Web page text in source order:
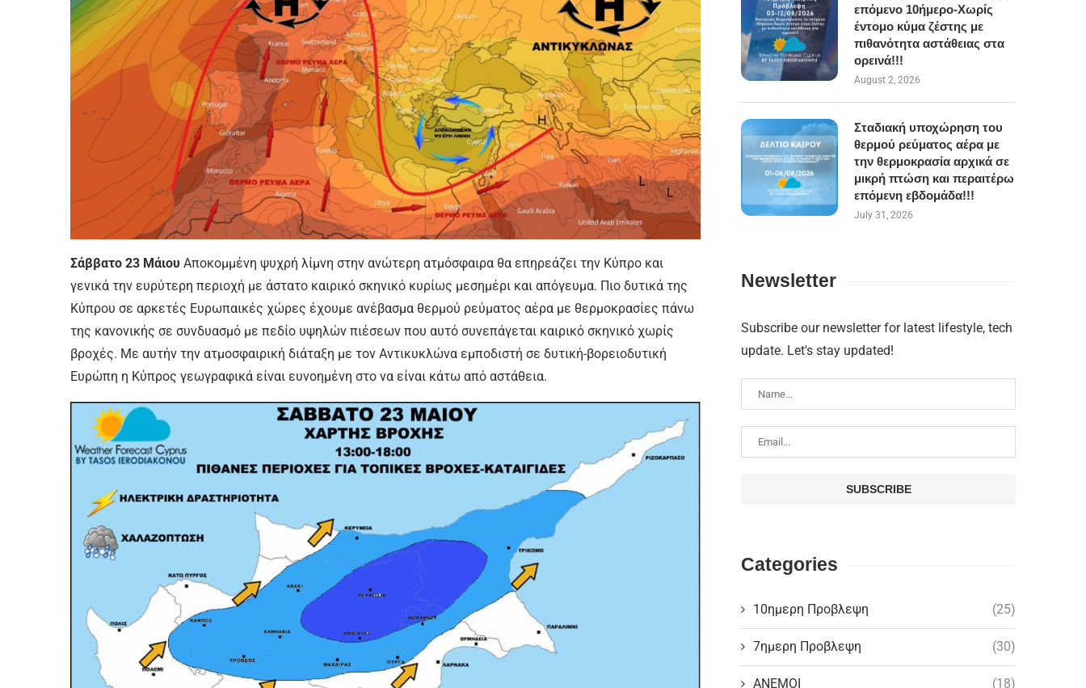
Σάββατο 23 Μάιου Αποκομμένη ψυχρή λίμνη στην ανώτερη ατμόσφαιρα θα επηρεάζει την Κύπρο και
γενικά την ευρύτερη περιοχή με άστατο καιρικό σκηνικό κυρίως μεσημέρι και απόγευμα. Πιο δυτικά της
Κύπρου σε αρκετές Ευρωπαικές χώρες έχουμε ανέβασμα θερμού ρεύματος αέρα με θερμοκρασίες πάνω
της κανονικής σε συνδυασμό με πεδίο υψηλών πιέσεων που αυτό συνεπάγεται καιρικό σκηνικό χωρίς
βροχές. Με αυτήν την ατμοσφαιρική διάταξη με τον Αντικυκλώνα εμποδιστή σε δυτική-βορειοδυτική
Ευρώπη η Κύπρος γεωγραφικά είναι ευνοημένη στο να είναι κάτω από αστάθεια.
επόμενο 10ήμερο-Χωρίς
έντομο κύμα ζέστης με
πιθανότητα αστάθειας στα
ορεινά!!!
August 2, 2026
Σταδιακή υποχώρηση του
θερμού ρεύματος αέρα με
την θερμοκρασία αρχικά σε
μικρή πτώση και περαιτέρω
επόμενη εβδομάδα!!!
July 31, 2026
Newsletter
Subscribe our newsletter for latest lifestyle, tech
update. Let's stay updated!
Categories
10ημερη Προβλεψη (25)
7ημερη Προβλεψη (30)
ΑΝΕΜΟΙ (18)